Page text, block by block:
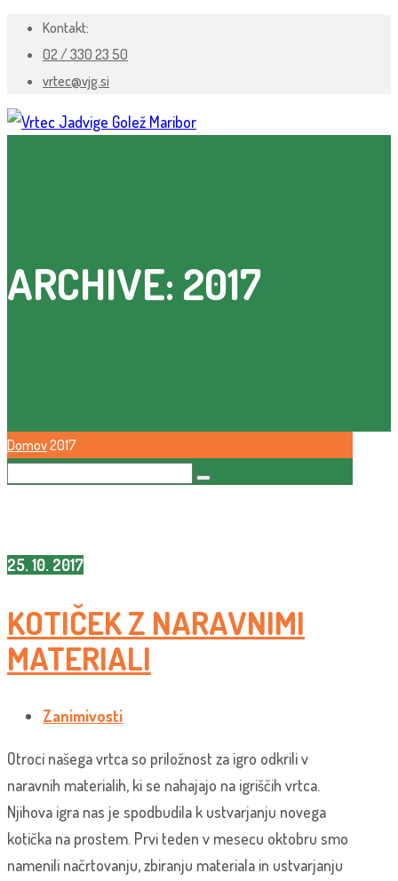
Kontakt:
02 / 330 23 50
vrtec@vjg.si
ARCHIVE: 2017
Domov2017
25. 10. 2017
KOTIČEK Z NARAVNIMI
MATERIALI
Zanimivosti
Otroci našega vrtca so priložnost za igro odkrili v
naravnih materialih, ki se nahajajo na igriščih vrtca.
Njihova igra nas je spodbudila k ustvarjanju novega
kotička na prostem. Prvi teden v mesecu oktobru smo
namenili načrtovanju, zbiranju materiala in ustvarjanju